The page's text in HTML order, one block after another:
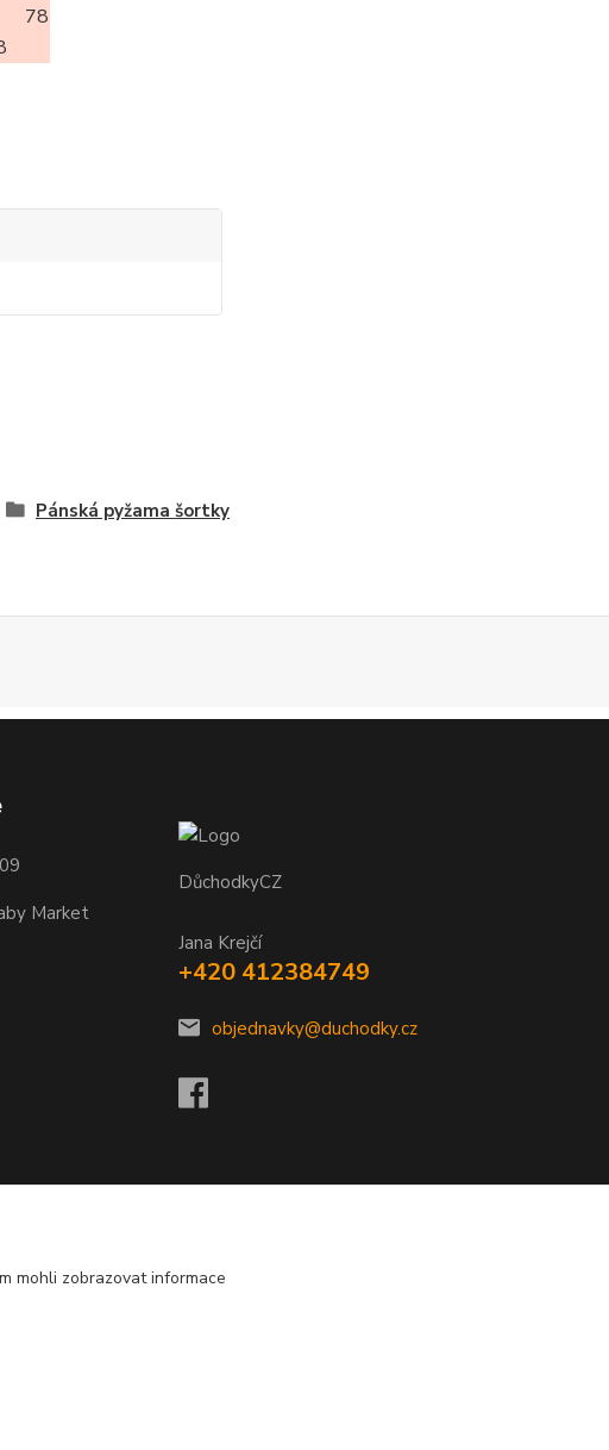
78
Pánská pyžama šortky
Market
DůchodkyCZ
Jana Krejčí
+420 412384749
objednavky@duchodky.cz
mohli zobrazovat informace